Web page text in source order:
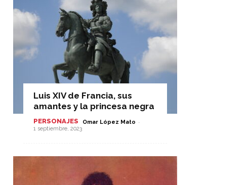
Luis XIV de Francia, sus
amantes y la princesa negra
PERSONAJES Omar López Mato -
1 septiembre, 2023